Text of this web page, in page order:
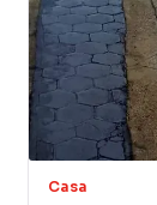
visita.
Casa